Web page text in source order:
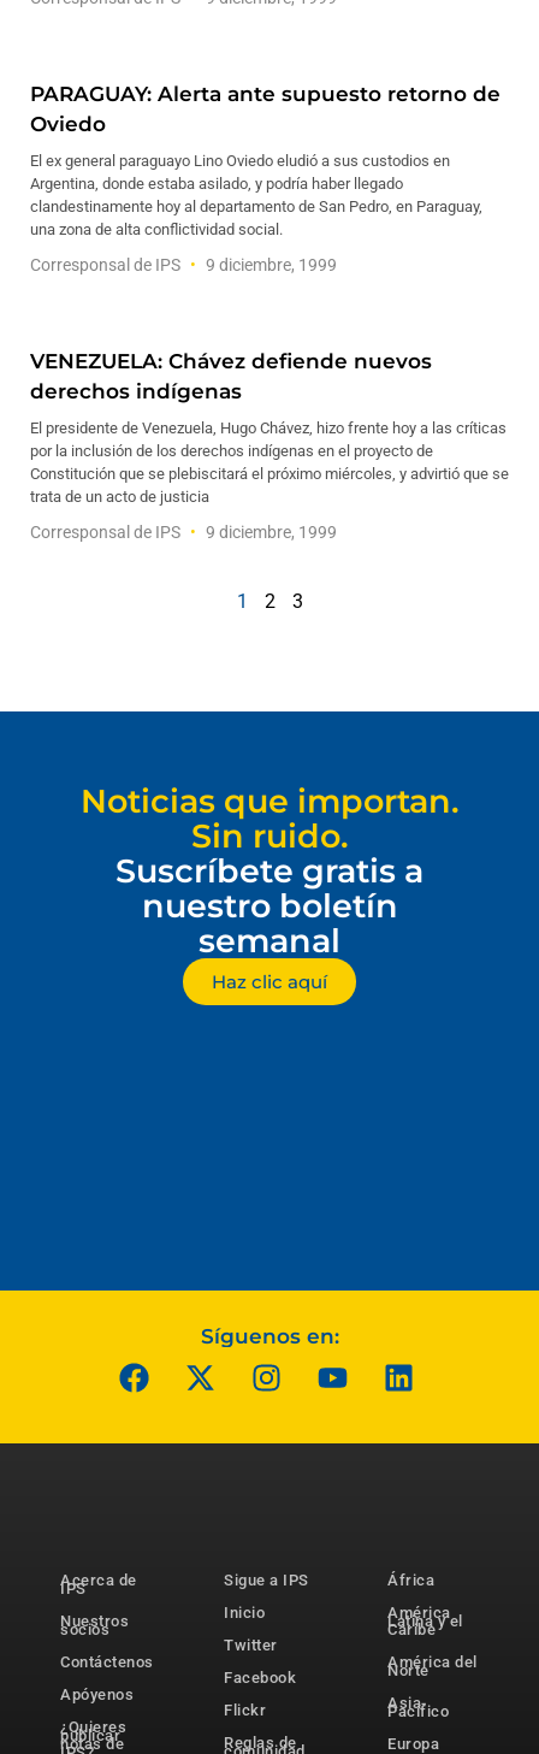
PARAGUAY: Alerta ante supuesto retorno de
Oviedo
El ex general paraguayo Lino Oviedo eludió a sus custodios en
Argentina, donde estaba asilado, y podría haber llegado
clandestinamente hoy al departamento de San Pedro, en Paraguay,
una zona de alta conflictividad social.
Corresponsal de IPS 9 diciembre, 1999
VENEZUELA: Chávez defiende nuevos
derechos indígenas
El presidente de Venezuela, Hugo Chávez, hizo frente hoy a las críticas
por la inclusión de los derechos indígenas en el proyecto de
Constitución que se plebiscitará el próximo miércoles, y advirtió que se
trata de un acto de justicia
Corresponsal de IPS 9 diciembre, 1999
1 2 3
Noticias que importan.
Sin ruido.
Suscríbete gratis a
nuestro boletín
semanal
Haz clic aquí
Síguenos en:
Acerca de
IPS
Nuestros
socios
Contáctenos
Apóyenos
¿Quieres
publicar
notas de
Sigue a IPS
Inicio
Twitter
Facebook
Flickr
Reglas de
África
América
Latina y el
Caribe
América del
Norte
Asia-
Pacífico
Europa